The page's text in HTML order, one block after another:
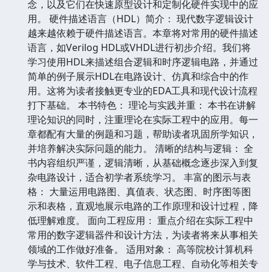
念，以及它们在快速原型设计和定制化硬件实现中的应
用。 硬件描述语言（HDL）简介： 现代数字逻辑设计
越来越依赖于硬件描述语言。本章将对常用的硬件描述
语言，如Verilog HDL或VHDL进行初步介绍。我们将
学习使用HDL来描述组合逻辑和时序逻辑电路，并通过
简单的例子展示HDL在电路设计、仿真和综合中的作
用。这将为读者接触更专业的EDA工具和现代设计流程
打下基础。 本书特色： 理论与实践并重： 本书在讲解
理论知识的同时，注重理论在实际工程中的应用。每一
章都配有大量的例题和习题，帮助读者巩固所学知识，
并培养解决实际问题的能力。 清晰的结构与逻辑： 全
书内容组织严谨，逻辑清晰，从基础概念逐步深入到复
杂电路设计，适合初学者系统学习。 丰富的图示与表
格： 大量运用电路图、真值表、状态图、时序图等图
示和表格，直观地展示电路的工作原理和设计过程，降
低理解难度。 面向工程应用： 重点介绍在实际工程中
常用的数字逻辑器件和设计方法，为读者将来从事相关
领域的工作做好准备。 适用对象： 高等院校计算机科
学与技术、软件工程、电子信息工程、自动化等相关专